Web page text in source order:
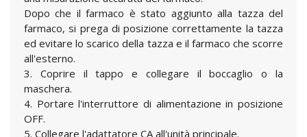
Dopo che il farmaco è stato aggiunto alla tazza del
farmaco, si prega di posizione correttamente la tazza
ed evitare lo scarico della tazza e il farmaco che scorre
all'esterno.
3. Coprire il tappo e collegare il boccaglio o la
maschera.
4. Portare l'interruttore di alimentazione in posizione
OFF.
5. Collegare l'adattatore CA all'unità principale.